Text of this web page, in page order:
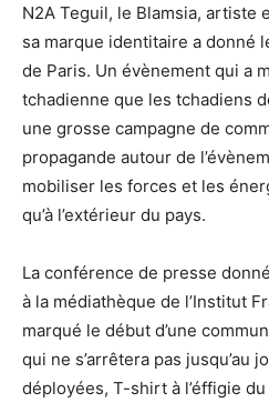
N2A Teguil, le Blamsia, artiste
sa marque identitaire a donné
de Paris. Un évènement qui a
tchadienne que les tchadiens
une grosse campagne de
propagande autour de
mobiliser les forces et les
qu’à l’extérieur du pays.
La conférence de presse
à la médiathèque de l’Institut
marqué le début d’une
qui ne s’arrêtera pas jusqu’au
déployées, T-shirt à l’éffigie